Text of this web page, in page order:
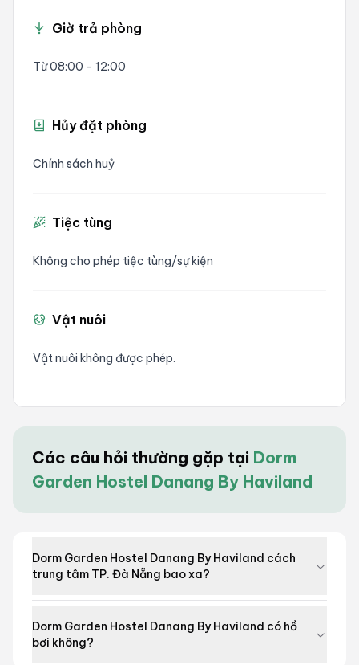
Giờ trả phòng
Từ 08:00 - 12:00
Hủy đặt phòng
Chính sách huỷ
Tiệc tùng
Không cho phép tiệc tùng/sự kiện
Vật nuôi
Vật nuôi không được phép.
Các câu hỏi thường gặp tại Dorm
Garden Hostel Danang By Haviland
Dorm Garden Hostel Danang By Haviland cách
trung tâm TP. Đà Nẵng bao xa?
Dorm Garden Hostel Danang By Haviland có hồ
bơi không?